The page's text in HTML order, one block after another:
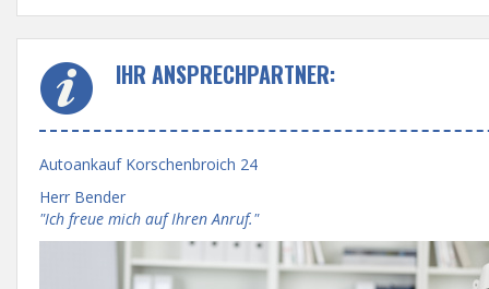
IHR ANSPRECHPARTNER:
Autoankauf Korschenbroich 24
Herr Bender
"Ich freue mich auf Ihren Anruf."